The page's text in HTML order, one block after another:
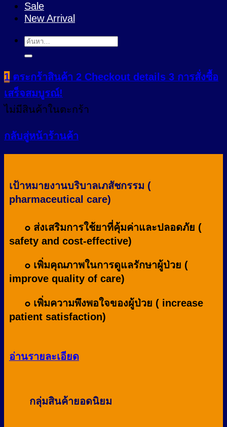
Sale
New Arrival
ค้นหา:
1 ตระกร้าสินค้า 2 Checkout details 3 การสั่งซื้อ
เสร็จสมบูรณ์!
ไม่มีสินค้าในตะกร้า
กลับสู่หน้าร้านค้า
เป้าหมายงานบริบาลเภสัชกรรม (
pharmaceutical care)
๐ ส่งเสริมการใช้ยาที่คุ้มค่าและปลอดภัย (
safety and cost-effective)
๐ เพิ่มคุณภาพในการดูแลรักษาผู้ป่วย (
improve quality of care)
๐ เพิ่มความพึงพอใจของผู้ป่วย ( increase
patient satisfaction)
อ่านรายละเอียด
กลุ่มสินค้ายอดนิยม